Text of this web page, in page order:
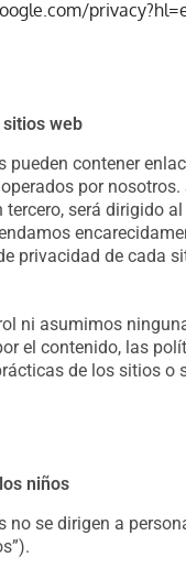
sitios web
pueden contener
por nosotros.
tercero, será dirigido
privacidad de cada
ni asumimos
el contenido, las
de los sitios o
niños
no se dirigen a